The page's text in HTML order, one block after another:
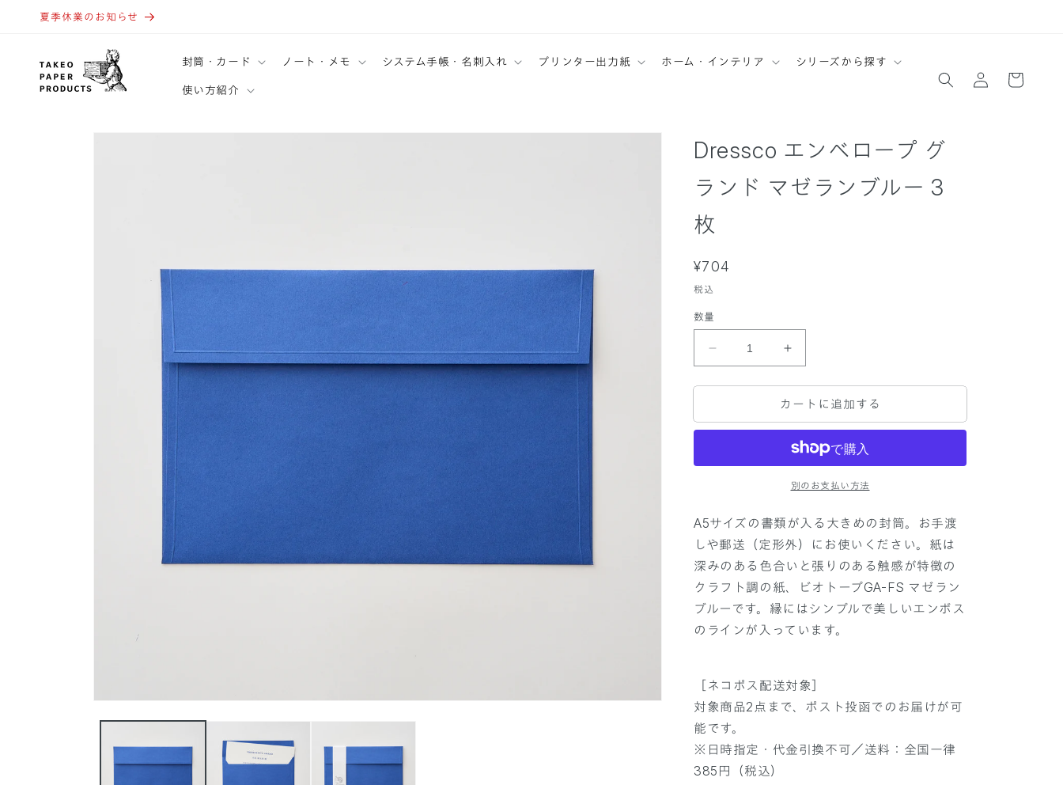
ンツに
夏季休業のお知らせ
封筒・カード ノート・メモ システム手帳・名刺入れ プリンター出力紙 ホーム・インテリア シリーズから探す
使い方紹介
グ
イ
ー
商品情
Dressco エンベロープ グ
ランド マゼランブルー 3
枚
通
常
価
格
¥704
税込
数量
r
e
s
ロ
ー
プ
グ
ラ
ン
ゼ
ラ
ン
ブ
ル
ー
D
r
e
s
s
o
ン
ロ
ー
プ
グ
ラ
ン
ゼ
ラ
ル
カートに追加する
別のお支払い方法
A5サイズの書類が入る大きめの封筒。お手渡
しや郵送（定形外）にお使いください。紙は
深みのある色合いと張りのある触感が特徴の
クラフト調の紙、ビオトープGA-FS マゼラン
ブルーです。縁にはシンプルで美しいエンボス
のラインが入っています。
［ネコポス配送対象］
対象商品2点まで、ポスト投函でのお届けが可
能です。
※日時指定・代金引換不可／送料：全国一律
385円（税込）